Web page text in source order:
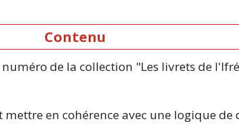
Contenu
de la collection "Les livrets de
en cohérence avec une logique